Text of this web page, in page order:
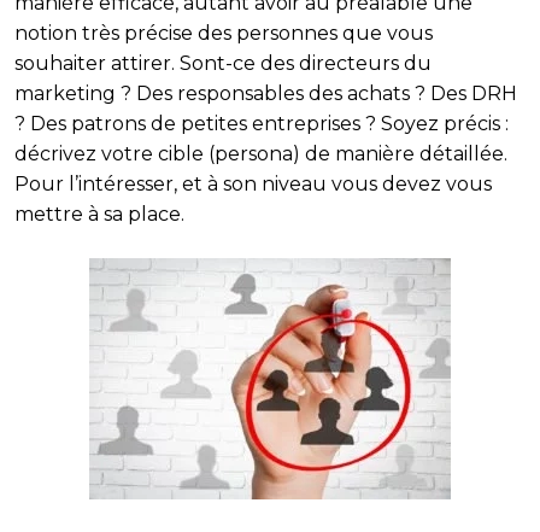
notion très précise des personnes que vous
souhaiter attirer. Sont-ce des directeurs du
marketing ? Des responsables des achats ? Des DRH
? Des patrons de petites entreprises ? Soyez précis :
décrivez votre cible (persona) de manière détaillée.
Pour l’intéresser, et à son niveau vous devez vous
mettre à sa place.